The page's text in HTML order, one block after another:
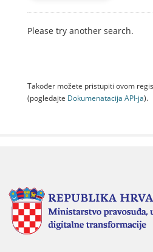
Please try another search.
Također možete pristupiti ovom
(pogledajte Dokumenаtаcijа API-jа).